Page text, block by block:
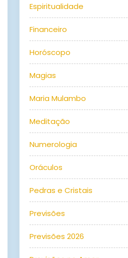
Espiritualidade
Financeiro
Horóscopo
Magias
Maria Mulambo
Meditação
Numerologia
Oráculos
Pedras e Cristais
Previsões
Previsões 2026